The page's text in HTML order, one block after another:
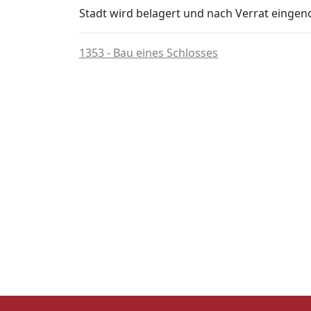
Stadt wird belagert und nach Verrat
1353 - Bau eines Schlosses